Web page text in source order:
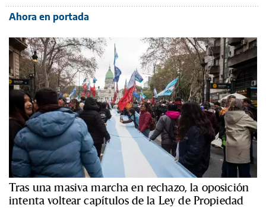
Ahora en portada
Tras una masiva marcha en rechazo, la oposición
intenta voltear capítulos de la Ley de Propiedad